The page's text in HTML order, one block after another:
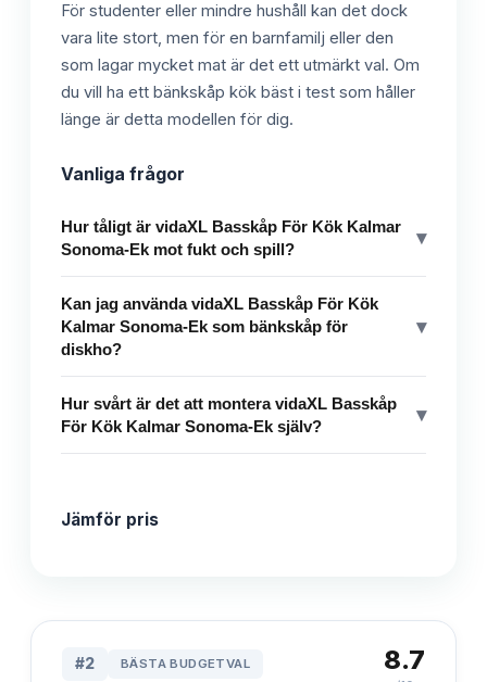
För studenter eller mindre hushåll kan det dock
vara lite stort, men för en barnfamilj eller den
som lagar mycket mat är det ett utmärkt val. Om
du vill ha ett bänkskåp kök bäst i test som håller
länge är detta modellen för dig.
Vanliga frågor
Hur tåligt är vidaXL Basskåp För Kök Kalmar
Sonoma-Ek mot fukt och spill?
▾
Kan jag använda vidaXL Basskåp För Kök
Kalmar Sonoma-Ek som bänkskåp för
diskho?
▾
Hur svårt är det att montera vidaXL Basskåp
För Kök Kalmar Sonoma-Ek själv?
▾
Jämför pris
#2 BÄSTA BUDGETVAL 8.7